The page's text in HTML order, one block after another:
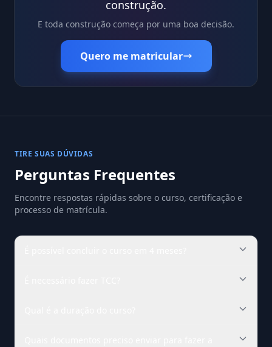
construção.
E toda construção começa por uma boa decisão.
Quero me matricular
TIRE SUAS DÚVIDAS
Perguntas Frequentes
Encontre respostas rápidas sobre o curso, certificação e
processo de matrícula.